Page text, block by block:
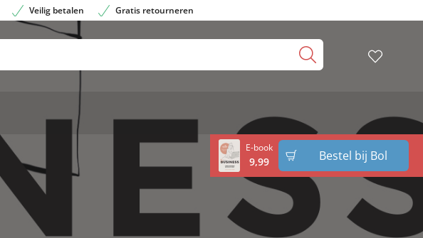
Veilig betalen Gratis retourneren
E-book
9,99 Bestel bij Bol